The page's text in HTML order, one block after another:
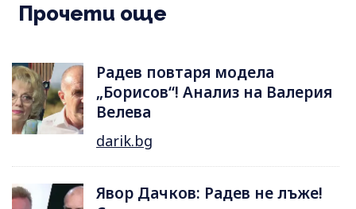
Прочети още
Радев повтаря модела
„Борисов“! Анализ на Валерия
Велева
darik.bg
Явор Дачков: Радев не лъже!